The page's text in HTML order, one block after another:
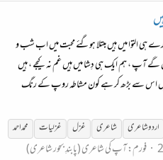
ہی التوا میں ہیں مبتلا ہوگئے محبت میں اب شب و
گے آپ ، ہم ایک ہی دِشا میں ہیں غم نہ کیجے ، ہیں
اس سے بڑھ کر ہے کون مشاطہ روپ کے رنگ
اردو شاعری شاعری غزل غزلیات محمداحمد
فورم:آپ کی شاعری (پابندِ بحور شاعری)